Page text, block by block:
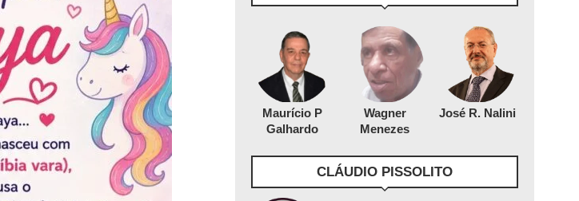
Maurício P
Galhardo
Wagner
Menezes
José R. Nalini
CLÁUDIO PISSOLITO